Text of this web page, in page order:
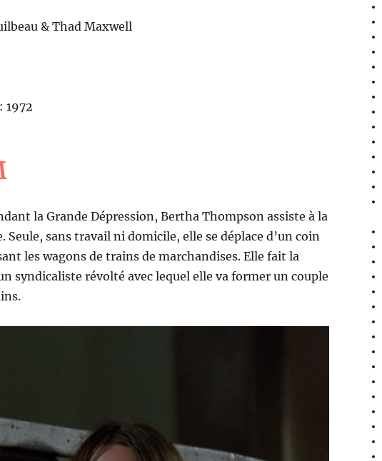
& Thad Maxwell
: 1972
la Grande Dépression, Bertha Thompson assiste à la
Seule, sans travail ni domicile, elle se déplace d’un coin
les wagons de trains de marchandises. Elle fait la
syndicaliste révolté avec lequel elle va former un couple